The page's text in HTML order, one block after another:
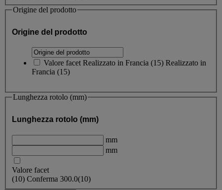
Origine del prodotto
Origine del prodotto
Valore facet Realizzato in Francia (15) Realizzato in
Francia (15)
Lunghezza rotolo (mm)
Lunghezza rotolo (mm)
mm
mm
Valore facet
(10) Conferma 300.0(10)